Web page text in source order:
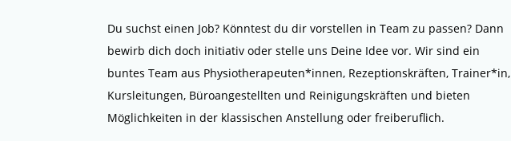
Du suchst einen Job? Könntest du dir vorstellen in Team zu passen? Dann
bewirb dich doch initiativ oder stelle uns Deine Idee vor. Wir sind ein
buntes Team aus Physiotherapeuten*innen, Rezeptionskräften, Trainer*in,
Kursleitungen, Büroangestellten und Reinigungskräften und bieten
Möglichkeiten in der klassischen Anstellung oder freiberuflich.